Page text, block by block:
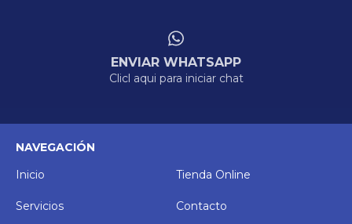
ENVIAR WHATSAPP
Clicl aqui para iniciar chat
NAVEGACIÓN
Inicio
Tienda Online
Servicios Contacto